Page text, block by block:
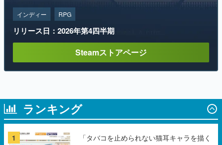
ランキング
1
「タバコを止められない猫耳キャラを描く
深夜枠アニメ」に視聴者の一部から批判意
見。違法薬物の使用と思しき描写も含め
て、BPOが議論を交わす